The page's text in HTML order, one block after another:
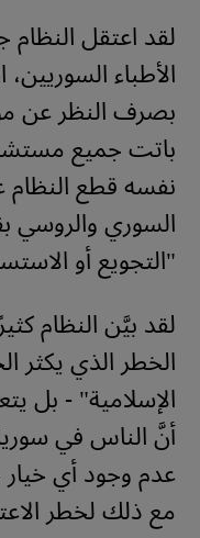
لقد اعتقل
الأطباء
بصرف النظر عن
باتت جميع
نفسه قطع النظام
السوري
"التجويع أو
لقد بيَّن النظام
الخطر الذي يكثر
الإسلامية" - بل
أنَّ الناس في
عدم وجود أي
مع ذلك لخطر